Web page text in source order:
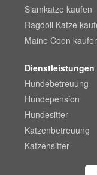
Siamkatze kaufen
Ragdoll Katze
Maine Coon
Dienstleistungen
Hundebetreuung
Hundepension
Hundesitter
Katzenbetreuung
Katzensitter